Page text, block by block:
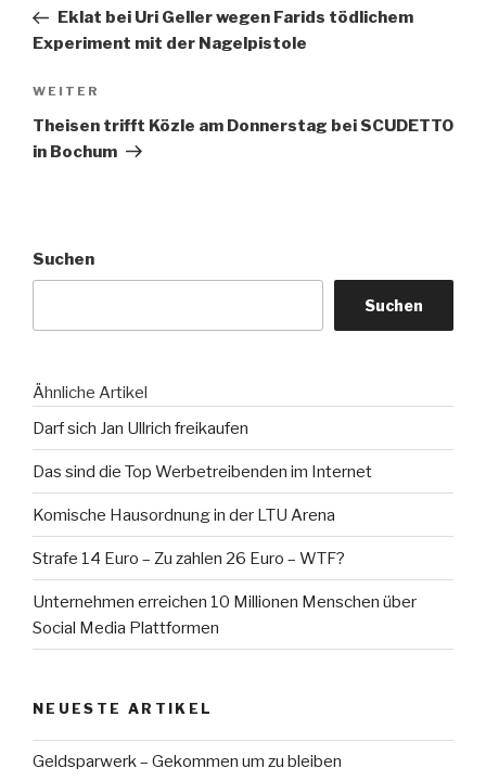
Beitrag
Eklat bei Uri Geller wegen Farids tödlichem
Experiment mit der Nagelpistole
Nächster
Beitrag
WEITER
Theisen trifft Közle am Donnerstag bei SCUDETTO
in Bochum
Suchen
Suchen
Ähnliche Artikel
Darf sich Jan Ullrich freikaufen
Das sind die Top Werbetreibenden im Internet
Komische Hausordnung in der LTU Arena
Strafe 14 Euro – Zu zahlen 26 Euro – WTF?
Unternehmen erreichen 10 Millionen Menschen über
Social Media Plattformen
NEUESTE ARTIKEL
Geldsparwerk – Gekommen um zu bleiben